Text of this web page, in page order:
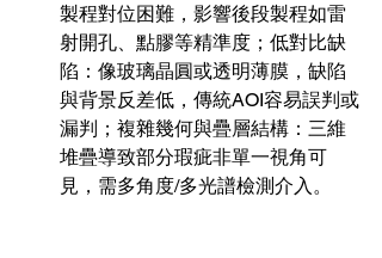
製程對位困難，影響後段製程如雷
射開孔、點膠等精準度；低對比缺
陷：像玻璃晶圓或透明薄膜，缺陷
與背景反差低，傳統AOI容易誤判或
漏判；複雜幾何與疊層結構：三維
堆疊導致部分瑕疵非單一視角可
見，需多角度/多光譜檢測介入。